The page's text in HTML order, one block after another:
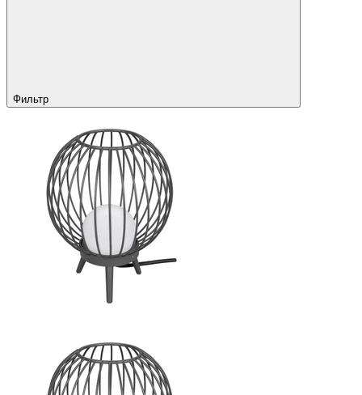
Фильтр